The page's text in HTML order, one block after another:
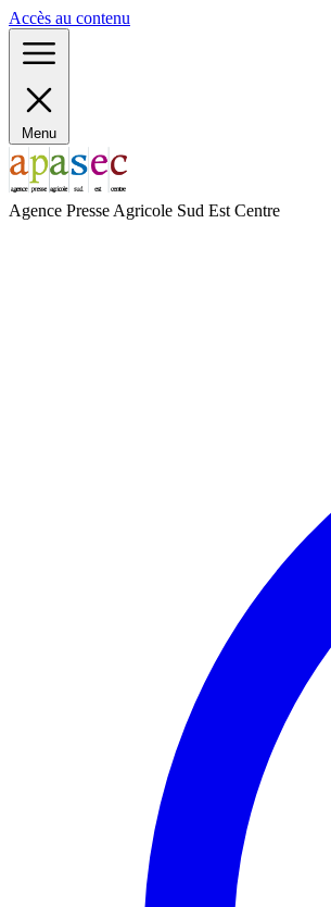
Accès au contenu
Menu
Agence Presse Agricole Sud Est Centre
Panneau de gestion des cookies